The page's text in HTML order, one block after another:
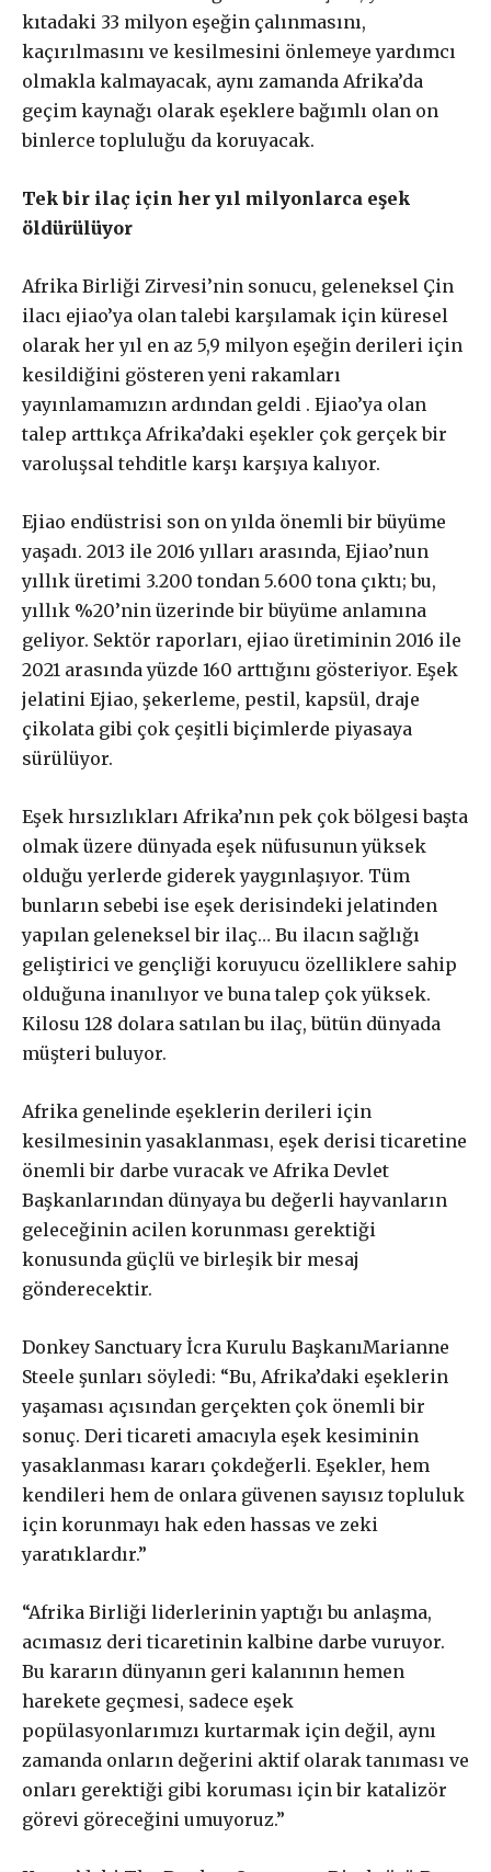
Gerçek ile
dayanışma aboneliği
Aboneliğiniz, otomatik olarak yenilenir.
Paketler arasında fark yoktur. Bütçenize uygun paketi
seçebilirsiniz.
Abonelik süresi ne kadar?
Abone paketleri arasında fark var
mı?
£50 / yıllık ABONE OL
£100 / yıllık ABONE OL
kıtadaki 33 milyon eşeğin çalınmasını,
kaçırılmasını ve kesilmesini önlemeye yardımcı
olmakla kalmayacak, aynı zamanda Afrika’da
geçim kaynağı olarak eşeklere bağımlı olan on
binlerce topluluğu da koruyacak.
Tek bir ilaç için her yıl milyonlarca eşek
öldürülüyor
Afrika Birliği Zirvesi’nin sonucu, geleneksel Çin
ilacı ejiao’ya olan talebi karşılamak için küresel
olarak her yıl en az 5,9 milyon eşeğin derileri için
kesildiğini gösteren yeni rakamları
yayınlamamızın ardından geldi . Ejiao’ya olan
talep arttıkça Afrika’daki eşekler çok gerçek bir
varoluşsal tehditle karşı karşıya kalıyor.
Ejiao endüstrisi son on yılda önemli bir büyüme
yaşadı. 2013 ile 2016 yılları arasında, Ejiao’nun
yıllık üretimi 3.200 tondan 5.600 tona çıktı; bu,
yıllık %20’nin üzerinde bir büyüme anlamına
geliyor. Sektör raporları, ejiao üretiminin 2016 ile
2021 arasında yüzde 160 arttığını gösteriyor. Eşek
jelatini Ejiao, şekerleme, pestil, kapsül, draje
çikolata gibi çok çeşitli biçimlerde piyasaya
sürülüyor.
Eşek hırsızlıkları Afrika’nın pek çok bölgesi başta
olmak üzere dünyada eşek nüfusunun yüksek
olduğu yerlerde giderek yaygınlaşıyor. Tüm
bunların sebebi ise eşek derisindeki jelatinden
yapılan geleneksel bir ilaç… Bu ilacın sağlığı
geliştirici ve gençliği koruyucu özelliklere sahip
olduğuna inanılıyor ve buna talep çok yüksek.
Kilosu 128 dolara satılan bu ilaç, bütün dünyada
müşteri buluyor.
Afrika genelinde eşeklerin derileri için
kesilmesinin yasaklanması, eşek derisi ticaretine
önemli bir darbe vuracak ve Afrika Devlet
Başkanlarından dünyaya bu değerli hayvanların
geleceğinin acilen korunması gerektiği
konusunda güçlü ve birleşik bir mesaj
gönderecektir.
Donkey Sanctuary İcra Kurulu BaşkanıMarianne
Steele şunları söyledi: “Bu, Afrika’daki eşeklerin
yaşaması açısından gerçekten çok önemli bir
sonuç. Deri ticareti amacıyla eşek kesiminin
yasaklanması kararı çokdeğerli. Eşekler, hem
kendileri hem de onlara güvenen sayısız topluluk
için korunmayı hak eden hassas ve zeki
yaratıklardır.”
“Afrika Birliği liderlerinin yaptığı bu anlaşma,
acımasız deri ticaretinin kalbine darbe vuruyor.
Bu kararın dünyanın geri kalanının hemen
harekete geçmesi, sadece eşek
popülasyonlarımızı kurtarmak için değil, aynı
zamanda onların değerini aktif olarak tanıması ve
onları gerektiği gibi koruması için bir katalizör
görevi göreceğini umuyoruz.”